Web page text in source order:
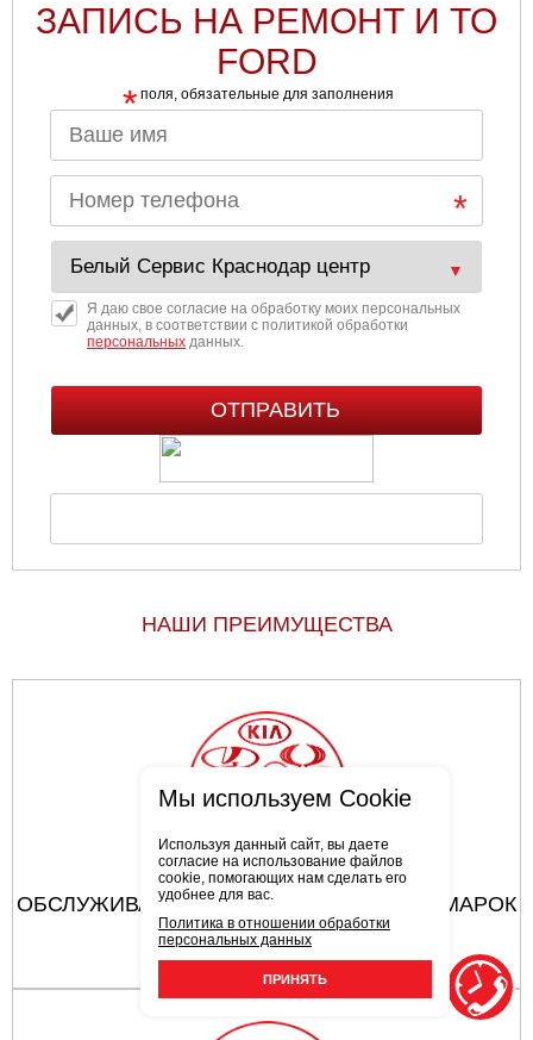
ЗАПИСЬ НА РЕМОНТ И ТО
FORD
* поля, обязательные для заполнения
Я даю свое согласие на обработку моих персональных
данных, в соответствии с политикой обработки
персональныхданных.
НАШИ ПРЕИМУЩЕСТВА
ОБСЛУЖИВАЮТСЯ АВТОМОБИЛИ ВСЕХ МАРОК
Мы используем Cookie
Используя данный сайт, вы даете
согласие на использование файлов
cookie, помогающих нам сделать его
удобнее для вас.
Политика в отношении обработки
персональных данных
ПРИНЯТЬ